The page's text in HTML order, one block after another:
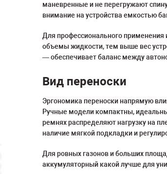
маневренные и не перегружают
внимание на устройства емкостью
Для профессионального
объемы жидкости, тем выше вес
— обеспечивает баланс между
Вид переноски
Эргономика переноски напрямую
Ручные модели компактны,
ремнях распределяют нагрузку на
наличие мягкой подкладки и
Для ровных газонов и больших
аккумуляторный какой лучше для